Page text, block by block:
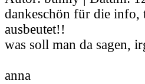
dankeschön für die info,
ausbeutet!!
was soll man da sagen,
anna